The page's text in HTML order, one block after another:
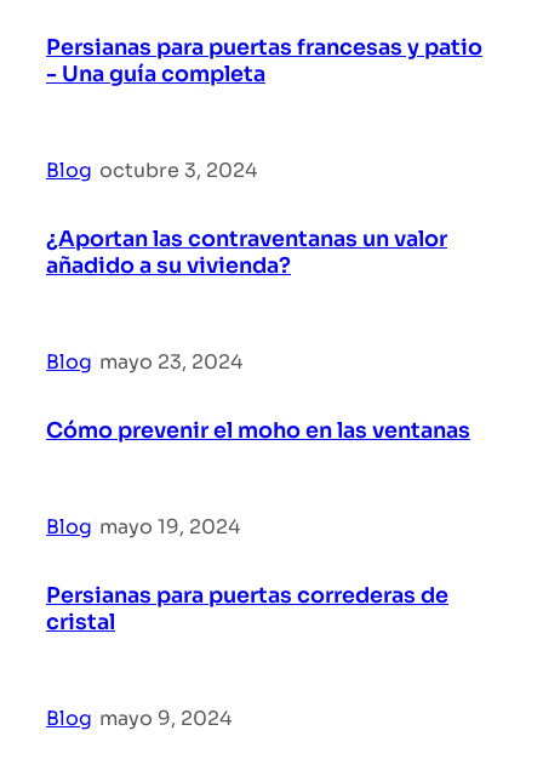
Persianas para puertas francesas y patio
- Una guía completa
Blog octubre 3, 2024
¿Aportan las contraventanas un valor
añadido a su vivienda?
Blog mayo 23, 2024
Cómo prevenir el moho en las ventanas
Blog mayo 19, 2024
Persianas para puertas correderas de
cristal
Blog mayo 9, 2024